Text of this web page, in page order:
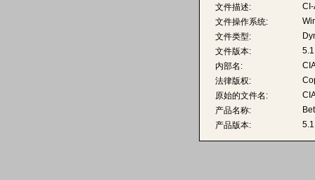
文件描述:
文件操作系统:
文件类型:
文件版本:
内部名:
法律版权:
原始的文件名:
产品名称:
产品版本: